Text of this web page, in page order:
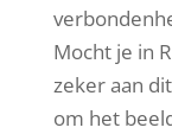
Mocht je in
zeker aan
om het